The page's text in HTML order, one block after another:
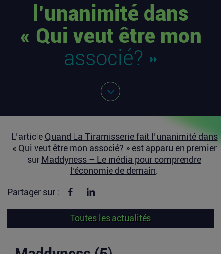
l’unanimité dans
« Qui veut être mon
associé? »
L’article Quand La Tiramisserie fait l’unanimité dans
« Qui veut être mon associé? »est apparu en premier
sur Maddyness – Le média pour comprendre
l’économie de demain.
Partager sur : Partager sur Facebook
Toutes les actualités